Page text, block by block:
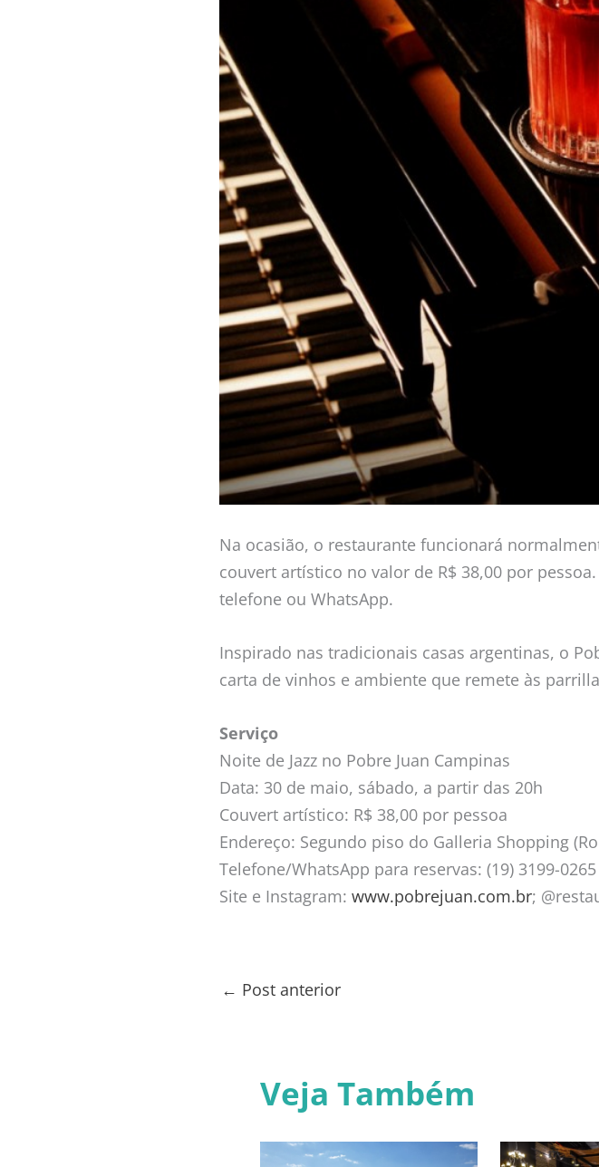
Na ocasião, o restaurante funcionará
couvert artístico no valor de R$ 38,00 por
telefone ou WhatsApp.
Inspirado nas tradicionais casas argentinas, o
carta de vinhos e ambiente que remete às
Serviço
Noite de Jazz no Pobre Juan Campinas
Data: 30 de maio, sábado, a partir das 20h
Couvert artístico: R$ 38,00 por pessoa
Endereço: Segundo piso do Galleria Shopping
Telefone/WhatsApp para reservas: (19) 3199-0265
Site e Instagram: www.pobrejuan.com.br;
← Post anterior
Veja Também